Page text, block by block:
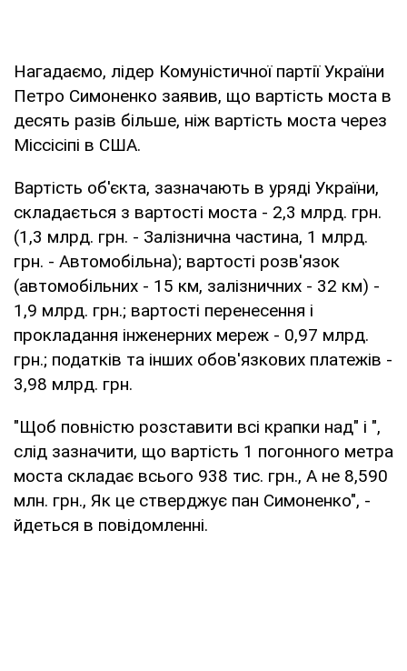
Нагадаємо, лідер Комуністичної партії України
Петро Симоненко заявив, що вартість моста в
десять разів більше, ніж вартість моста через
Міссісіпі в США.
Вартість об'єкта, зазначають в уряді України,
складається з вартості моста - 2,3 млрд. грн.
(1,3 млрд. грн. - Залізнична частина, 1 млрд.
грн. - Автомобільна); вартості розв'язок
(автомобільних - 15 км, залізничних - 32 км) -
1,9 млрд. грн.; вартості перенесення і
прокладання інженерних мереж - 0,97 млрд.
грн.; податків та інших обов'язкових платежів -
3,98 млрд. грн.
"Щоб повністю розставити всі крапки над" i ",
слід зазначити, що вартість 1 погонного метра
моста складає всього 938 тис. грн., А не 8,590
млн. грн., Як це стверджує пан Симоненко", -
йдеться в повідомленні.